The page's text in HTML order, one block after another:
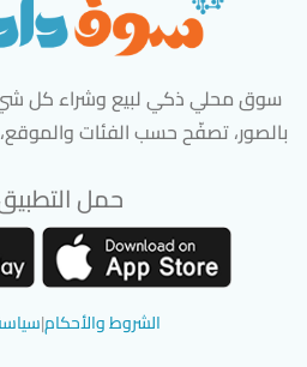
سوق محلي ذكي لبيع وشراء كل
بالصور، تصفّح حسب الفئات
حمل
الشروط والأحكام|